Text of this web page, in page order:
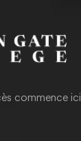
commence ici